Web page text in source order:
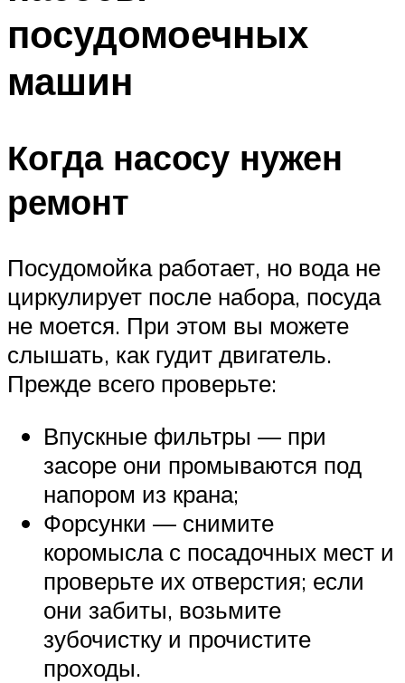
посудомоечных
машин
Когда насосу нужен
ремонт
Посудомойка работает, но вода не
циркулирует после набора, посуда
не моется. При этом вы можете
слышать, как гудит двигатель.
Прежде всего проверьте:
Впускные фильтры — при
засоре они промываются под
напором из крана;
Форсунки — снимите
коромысла с посадочных мест и
проверьте их отверстия; если
они забиты, возьмите
зубочистку и прочистите
проходы.